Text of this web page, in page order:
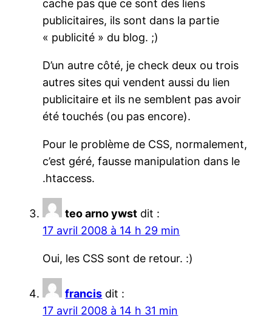
cache pas que ce sont des liens
publicitaires, ils sont dans la partie
« publicité » du blog. ;)
D’un autre côté, je check deux ou trois
autres sites qui vendent aussi du lien
publicitaire et ils ne semblent pas avoir
été touchés (ou pas encore).
Pour le problème de CSS, normalement,
c’est géré, fausse manipulation dans le
.htaccess.
teo arno ywst dit :
17 avril 2008 à 14 h 29 min
Oui, les CSS sont de retour. :)
francis dit :
17 avril 2008 à 14 h 31 min